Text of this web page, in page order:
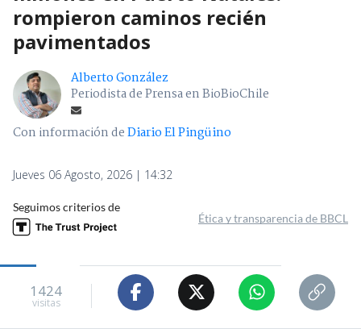
rompieron caminos recién
pavimentados
Alberto González
Periodista de Prensa en BioBioChile
Con información deDiario El Pingüino
Jueves 06 Agosto, 2026 | 14:32
Seguimos criterios de
Ética y transparencia de BBCL
1424
visitas